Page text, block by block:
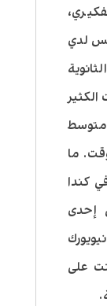
لدي
متوسط
ما
كندا
إحدى
على